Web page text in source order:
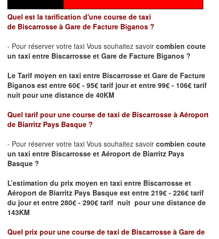
Quel est la tarification d'une course de taxi
de Biscarrosse à Gare de Facture Biganos ?
- Pour réserver votre taxi Vous souhaitez savoir combien coute
un taxi entre Biscarrosse et Gare de Facture Biganos ?
Le Tarif moyen en taxi entre Biscarrosse et Gare de Facture
Biganos est entre 60€ - 95€ tarif jour et entre 99€ - 106€ tarif
nuit pour une distance de 40KM
Quel tarif pour une course de taxi de Biscarrosse à Aéroport
de Biarritz Pays Basque ?
- Pour réserver votre taxi Vous souhaitez savoir combien coute
un taxi entre Biscarrosse et Aéroport de Biarritz Pays
Basque ?
L’estimation du prix moyen en taxi entre Biscarrosse et
Aéroport de Biarritz Pays Basque est entre 219€ - 226€ tarif
du jour et entre 280€ - 290€ tarif nuit pour une distance de
143KM
Quel prix pour une course de taxi de Biscarrosse à Gare de